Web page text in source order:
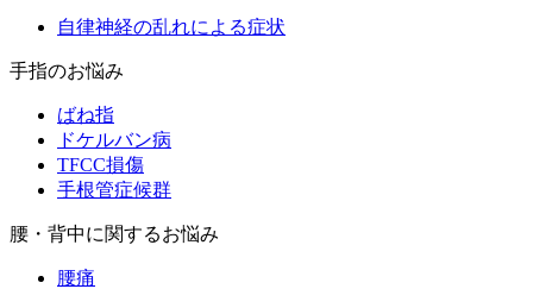
自律神経の乱れによる症状
手指のお悩み
ばね指
ドケルバン病
TFCC損傷
手根管症候群
腰・背中に関するお悩み
腰痛